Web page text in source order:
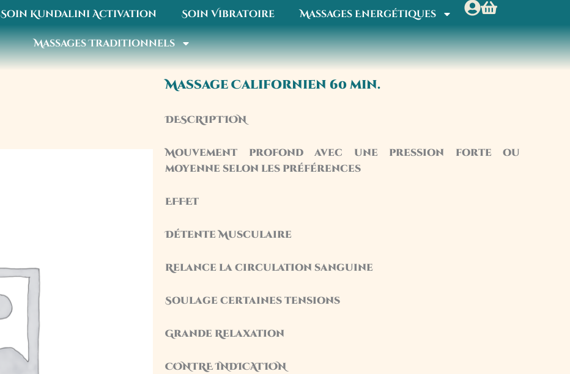
Soin Kundalini Activation Soin Vibratoire Massages Energétiques
Massages Traditionnels
Massage Californien 60 min.
DESCRIPTION
Mouvement profond avec une pression forte ou
moyenne selon les préférences
EFFET
Détente Musculaire
Relance la circulation sanguine
Soulage certaines tensions
Grande Relaxation
CONTRE INDICATION